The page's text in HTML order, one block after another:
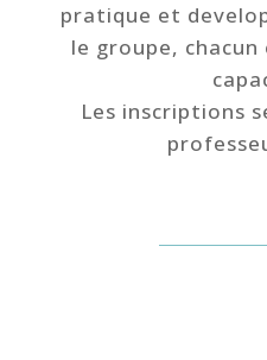
pratique et
le groupe,
Les inscriptions